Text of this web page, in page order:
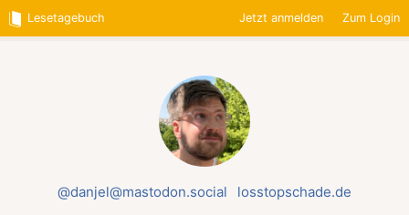
Lesetagebuch Jetzt anmelden Zum Login
@danjel@mastodon.social losstopschade.de